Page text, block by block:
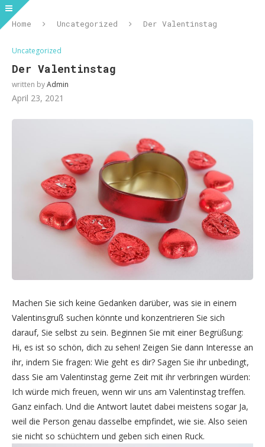
Home Uncategorized Der Valentinstag
Uncategorized
Der Valentinstag
written byAdmin
April 23, 2021
Machen Sie sich keine Gedanken darüber, was sie in einem
Valentinsgruß suchen könnte und konzentrieren Sie sich
darauf, Sie selbst zu sein. Beginnen Sie mit einer Begrüßung:
Hi, es ist so schön, dich zu sehen! Zeigen Sie dann Interesse an
ihr, indem Sie fragen: Wie geht es dir? Sagen Sie ihr unbedingt,
dass Sie am Valentinstag gerne Zeit mit ihr verbringen würden:
Ich würde mich freuen, wenn wir uns am Valentinstag treffen.
Ganz einfach. Und die Antwort lautet dabei meistens sogar Ja,
weil die Person genau dasselbe empfindet, wie sie. Also seien
sie nicht so schüchtern und geben sich einen Ruck.